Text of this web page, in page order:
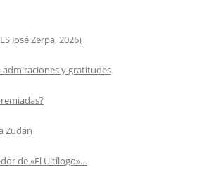
José Zerpa, 2026)
y gratitudes
Zudán
de «El Ultílogo»…